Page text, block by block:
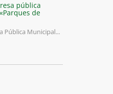
pública
de
Pública Municipal...